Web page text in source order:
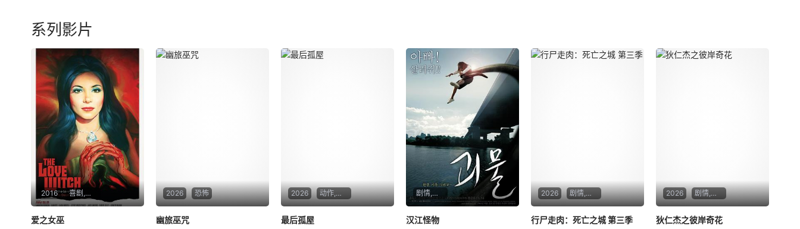
系列影片
2016 喜剧,恐怖,情色
爱之女巫
2026 恐怖
幽旅巫咒
2026 动作,科幻,悬疑,惊悚,恐怖
最后孤屋
剧情,动作,科幻,恐怖
汉江怪物
2026 剧情,惊悚,恐怖,冒险
行尸走肉：死亡之城 第三季
2026 剧情,动作,悬疑,惊悚,恐怖,武侠,古装
狄仁杰之彼岸奇花